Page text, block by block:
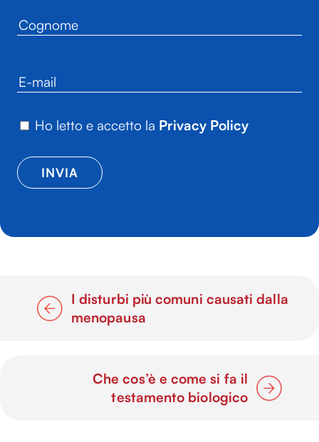
Ho letto e accetto la Privacy Policy
I disturbi più comuni causati dalla
menopausa
Che cos’è e come si fa il
testamento biologico